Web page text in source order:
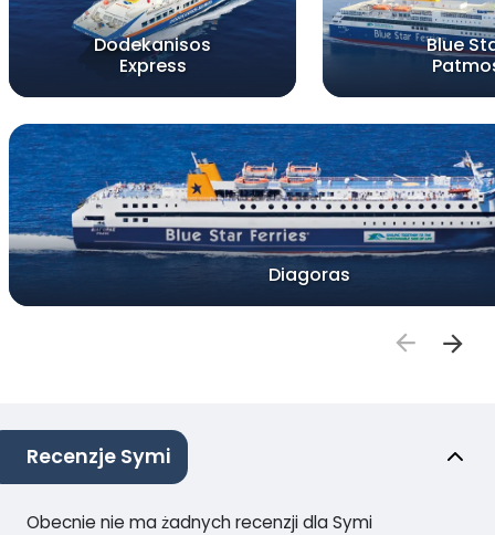
Dodekanisos
Express
Blue
Diagoras
Recenzje Symi
Obecnie nie ma żadnych recenzji dla Symi